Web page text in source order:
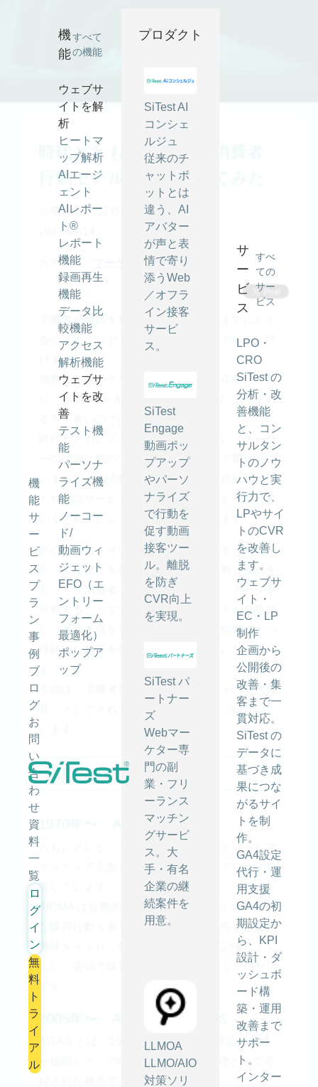
機
能
サ
ー
ビ
ス
プ
ラ
ン
事
例
ブ
ロ
グ
お
問
い
合
わ
せ
資
料
一
覧
ロ
グ
イ
ン
無
料
ト
ラ
イ
ア
ル
機
能
すべて
の機能
ウェブサ
イトを解
析
ヒートマ
ップ解析
AIエージ
ェント
AIレポー
ト®
レポート
機能
録画再生
機能
データ比
較機能
アクセス
解析機能
ウェブサ
イトを改
善
テスト機
能
パーソナ
ライズ機
能
ノーコー
ド/
動画ウィ
ジェット
EFO（エ
ントリー
フォーム
最適化）
ポップア
ップ
プロダクト
SiTest AI
コンシェ
ルジュ
従来のチ
ャットボ
ットとは
違う、AI
アバター
が声と表
情で寄り
添うWeb
／オフラ
イン接客
サービ
ス。
SiTest
Engage
動画ポッ
プアップ
やパーソ
ナライズ
で行動を
促す動画
接客ツー
ル。離脱
を防ぎ
CVR向上
を実現。
SiTest パ
ートナー
ズ
Webマー
ケター専
門の副
業・フリ
ーランス
マッチン
グサービ
ス。大
手・有名
企業の継
続案件を
用意。
LLMOA
LLMO/AIO
対策ソリ
サ
ー
ビ
ス
すべ
ての
サー
ビス
LPO・
CRO
SiTest の
分析・改
善機能
と、コン
サルタン
トのノウ
ハウと実
行力で、
LPやサイ
トのCVR
を改善し
ます。
ウェブサ
イト・
EC・LP
制作
企画から
公開後の
改善・集
客まで一
貫対応。
SiTest の
データに
基づき成
果につな
がるサイ
トを制
作。
GA4設定
代行・運
用支援
GA4の初
期設定か
ら、KPI
設計・ダ
ッシュボ
ード構
築・運用
改善まで
サポー
ト。
インター
時代とともに変化する消費者
行動モデルを振り返ってみた
公開日：2017/07/14 最終更新日：
2017/07/14
カテゴリ - マーケティング
消費者が商品を知ってから購入するまでにたど
る心理的プロセスを「消費者行動モデル」と呼
びます。
消費者行動モデルには様々な種類が存在してお
り、AIDMA や AISAS などを耳にしたことがあ
る方も多いのではないでしょうか。
時代とともにメディアが増えたために、ユーザ
ーの購買行動の流れもそれに合わせて変化して
います。その消費者行動モデルから自社のサイ
トや商品サービスをより効果的にアピールして
いくためのヒントを得ることができます。
肝心なのは、その行動や心理がなぜ生じたの
か、「なぜ」を掘り下げるという姿勢と視点を
もって、消費者の行動を観察したり、データを
分析することです。消費者のインサイトを取得
し、その本質を突き詰めることで、効果的かつ
持続的な施策を打ち出すことが可能になりま
す。
今回は、消費者行動モデルの種類とその時代背
景、そしてそれぞれの特徴についてご紹介いた
消費者行動モデルの変化
1970年〜 AIDMA、AMTUL
おもにテレビ・ラジオ・新聞・雑誌といったマ
スメディア広告を使った時の心理的プロセスを
表しています。
AIDMA は短期的な購買行動、AMTUL は長期的
な購買行動を表しています。マス広告で注目と
興味をそそり、購買の欲求を高め、記憶しても
らい、店頭で購買してもらう、というプロセス
2005年〜 AISAS、AISCEAS
AISAS とは、1995年に大手広告代理店の電通
が提唱して、2005年6月に同社の商標として登